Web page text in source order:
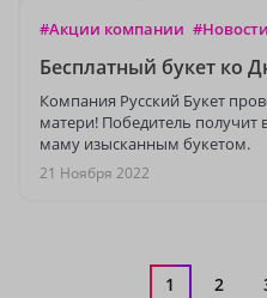
#Акции компании #Новости
Бесплатный букет ко
Компания Русский Букет
матери! Победитель получит
маму изысканным букетом.
21 Ноября 2022
1 2